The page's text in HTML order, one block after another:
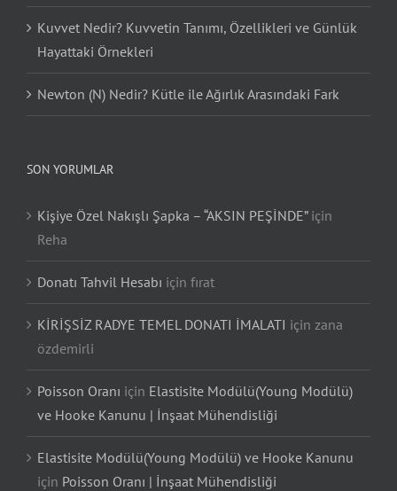
Kuvvet Nedir? Kuvvetin Tanımı, Özellikleri ve Günlük
Hayattaki Örnekleri
Newton (N) Nedir? Kütle ile Ağırlık Arasındaki Fark
SON YORUMLAR
Kişiye Özel Nakışlı Şapka – “AKSIN PEŞİNDE”için
Reha
Donatı Tahvil Hesabı için fırat
KİRİŞSİZ RADYE TEMEL DONATI İMALATI için zana
özdemirli
Poisson Oranı için Elastisite Modülü(Young Modülü)
ve Hooke Kanunu | İnşaat Mühendisliği
Elastisite Modülü(Young Modülü) ve Hooke Kanunu
için Poisson Oranı | İnşaat Mühendisliği